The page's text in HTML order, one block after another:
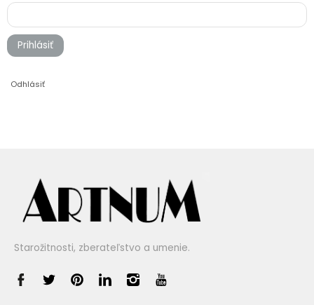
Prihlásiť
Odhlásiť
Starožitnosti, zberateľstvo a umenie.